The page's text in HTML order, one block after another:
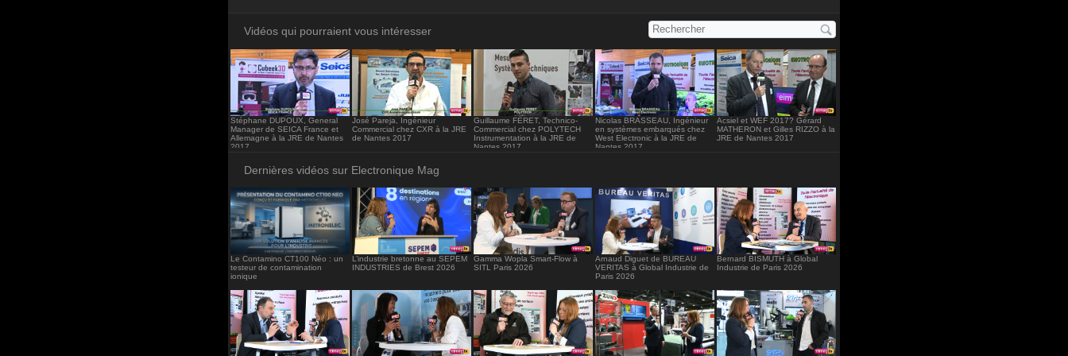
Vidéos qui pourraient vous intéresser
Stéphane DUPOUX, General
Manager de SEICA France et
Allemagne à la JRE de Nantes
2017
José Pareja, Ingénieur
Commercial chez CXR à la JRE
de Nantes 2017
Guillaume FÉRET, Technico-
Commercial chez POLYTECH
Instrumentation à la JRE de
Nantes 2017
Nicolas BRASSEAU, Ingénieur
en systèmes embarqués chez
West Electronic à la JRE de
Nantes 2017
Acsiel et WEF 2017? Gérard
MATHERON et Gilles RIZZO à la
JRE de Nantes 2017
Dernières vidéos sur Electronique Mag
Le Contamino CT100 Néo : un
testeur de contamination
ionique
L’industrie bretonne au SEPEM
INDUSTRIES de Brest 2026
Gamma Wopla Smart-Flow à
SITL Paris 2026
Arnaud Diguet de BUREAU
VERITAS à Global Industrie de
Paris 2026
Bernard BISMUTH à Global
Industrie de Paris 2026